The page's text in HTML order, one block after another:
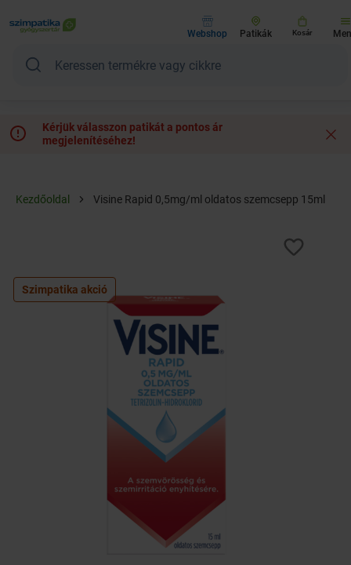
Webshop Patikák Kosár
Kérjük válasszon patikát a pontos ár
megjelenítéséhez!
Kezdőoldal Visine Rapid 0,5mg/ml oldatos szemcsepp 15ml
Szimpatika akció